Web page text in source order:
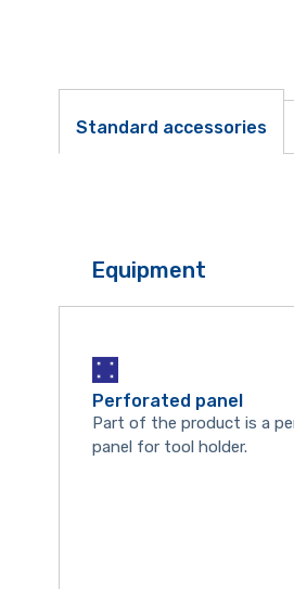
Standard accessories
Equipment
Perforated panel
Part of the product is a
panel for tool holder.